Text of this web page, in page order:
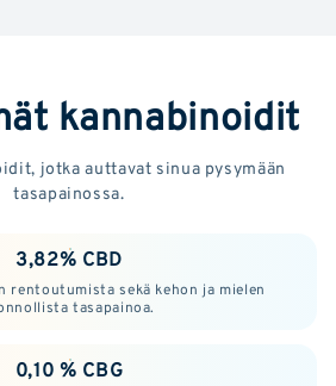
kannabinoidit
jotka auttavat sinua pysymään
tasapainossa.
3,82% CBD
rentoutumista sekä kehon ja mielen
tasapainoa.
0,10 % CBG